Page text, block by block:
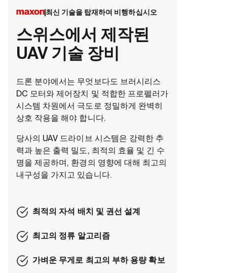
최신 기술을 탑재하여 비행하십시오
스위스에서 제작된
UAV 기술 장비
드론 분야에서는 무엇보다도 브러시리스
DC 모터와 제어장치 및 적합한 프로펠러가
시스템 차원에서 극도로 정밀하게 완벽히
상호 작용을 해야 합니다.
당사의 UAV 드라이브 시스템은 강력한 추
력과 높은 출력 밀도, 최적의 효율 및 긴 수
명을 제공하며, 환경의 영향에 대해 최고의
내구성을 가지고 있습니다.
최적의 자석 배치 및 권선 설계
최고의 정류 알고리즘
가벼운 무게로 최고의 부하 용량 확보